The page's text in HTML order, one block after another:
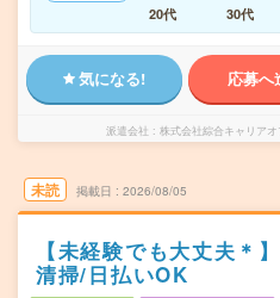
20代
30代
気になる! 応募へ
派遣会社 株式会社綜合キャリア
未読 掲載日 2026/08/05
【未経験でも大丈夫＊
清掃/日払いOK